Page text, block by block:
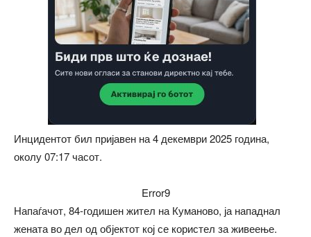
Инцидентот бил пријавен на 4 декември 2025 година,
околу 07:17 часот.
Error9
Напаѓачот, 84-годишен жител на Куманово, ја нападнал
жената во дел од објектот кој се користел за живеење.